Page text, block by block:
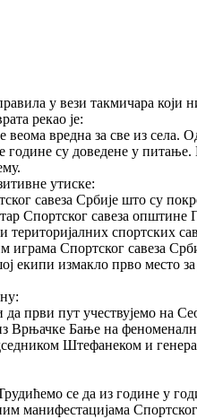
у вези такмичара који
рекао је:
вредна за све из
су доведене у
утиске:
савеза Србије што су
Спортског савеза
спортских
Спортског савеза
екипи измакло прво место
први пут учествујемо на
Врњачке Бање на
Штефанеком и
се да из године у